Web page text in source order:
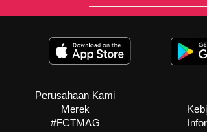
Perusahaan Kami
Merek
#FCTMAG